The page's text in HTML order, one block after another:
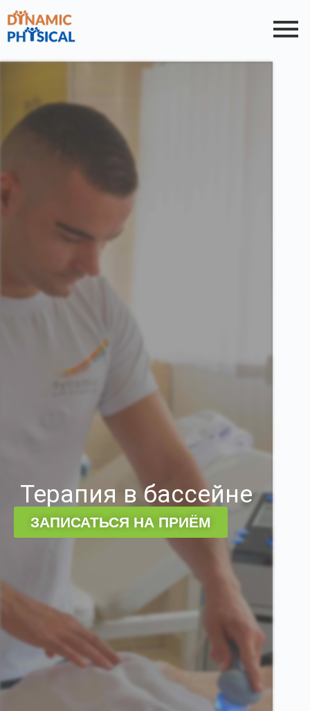
Терапия в бассейне
ЗАПИСАТЬСЯ НА ПРИЁМ